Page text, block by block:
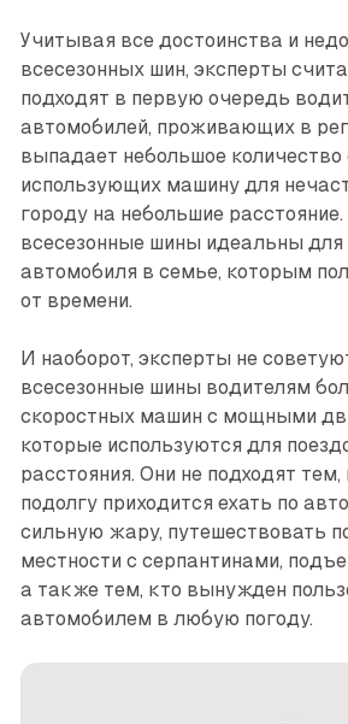
Учитывая все достоинства и
всесезонных шин, эксперты
подходят в первую очередь
автомобилей, проживающих в
выпадает небольшое количество
использующих машину для
городу на небольшие
всесезонные шины идеальны для
автомобиля в семье, которым
от времени.
И наоборот, эксперты не
всесезонные шины водителям
скоростных машин с мощными
которые используются для
расстояния. Они не подходят
подолгу приходится ехать по
сильную жару, путешествовать
местности с серпантинами,
а также тем, кто вынужден
автомобилем в любую погоду.